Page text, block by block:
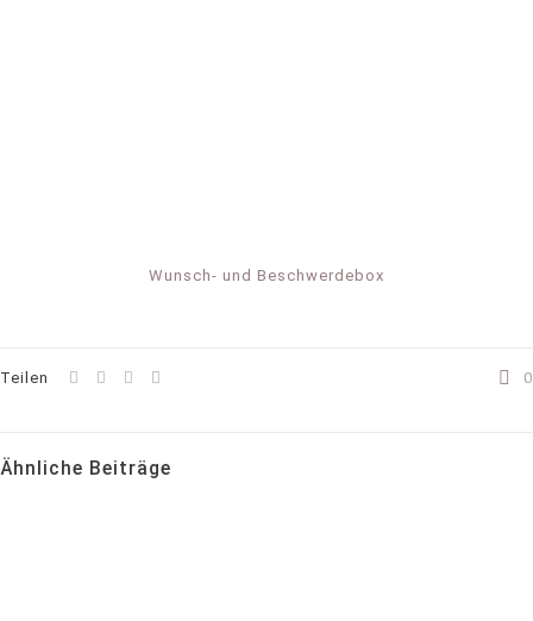
Wunsch- und Beschwerdebox
Teilen 0
Ähnliche Beiträge